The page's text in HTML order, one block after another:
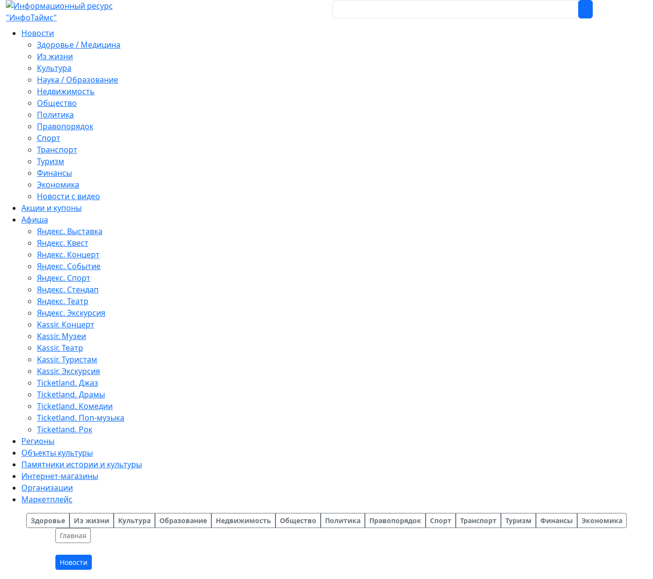
Новости
Здоровье / Медицина
Из жизни
Культура
Наука / Образование
Недвижимость
Общество
Политика
Правопорядок
Спорт
Транспорт
Туризм
Финансы
Экономика
Новости с видео
Акции и купоны
Афиша
Яндекс. Выставка
Яндекс. Квест
Яндекс. Концерт
Яндекс. Событие
Яндекс. Спорт
Яндекс. Стендап
Яндекс. Театр
Яндекс. Экскурсия
Kassir. Концерт
Kassir. Музеи
Kassir. Театр
Kassir. Туристам
Kassir. Экскурсия
Ticketland. Джаз
Ticketland. Драмы
Ticketland. Комедии
Ticketland. Поп-музыка
Ticketland. Рок
Регионы
Объекты культуры
Памятники истории и культуры
Интернет-магазины
Организации
Маркетплейс
Здоровье Из жизни Культура Образование Недвижимость Общество Политика Правопорядок Спорт Транспорт Туризм Финансы
Экономика
Главная
Новости